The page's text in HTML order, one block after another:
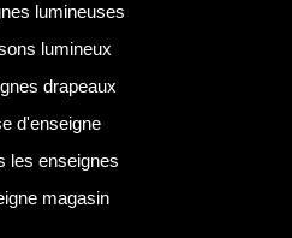
lumineuses
lumineux
drapeaux
d'enseigne
les enseignes
magasin